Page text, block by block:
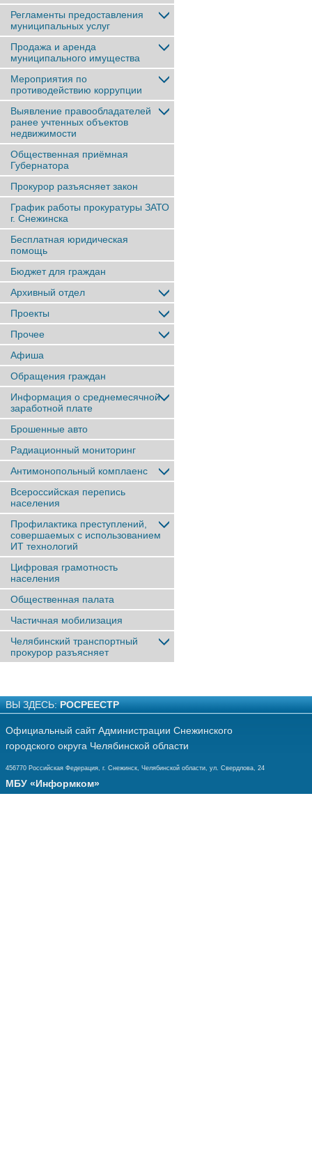
Регламенты предоставления
муниципальных услуг
Продажа и аренда
муниципального имущества
Мероприятия по
противодействию коррупции
Выявление правообладателей
ранее учтенныx объектов
недвижимости
Общественная приёмная
Губернатора
Прокурор разъясняет закон
График работы прокуратуры ЗАТО
г. Снежинска
Бесплатная юридическая
помощь
Бюджет для граждан
Архивный отдел
Проекты
Прочее
Афиша
Обращения граждан
Информация о среднемесячной
заработной плате
Брошенные авто
Радиационный мониторинг
Антимонопольный комплаенс
Всероссийская перепись
населения
Профилактика преступлений,
совершаемых с использованием
ИТ технологий
Цифровая грамотность
населения
Общественная палата
Частичная мобилизация
Челябинский транспортный
прокурор разъясняет
ВЫ ЗДЕСЬ: РОСРЕЕСТР
Официальный сайт Администрации Снежинского
городского округа Челябинской области
456770 Российская Федерация, г. Снежинск, Челябинской области, ул. Свердлова, 24
МБУ «Информком»